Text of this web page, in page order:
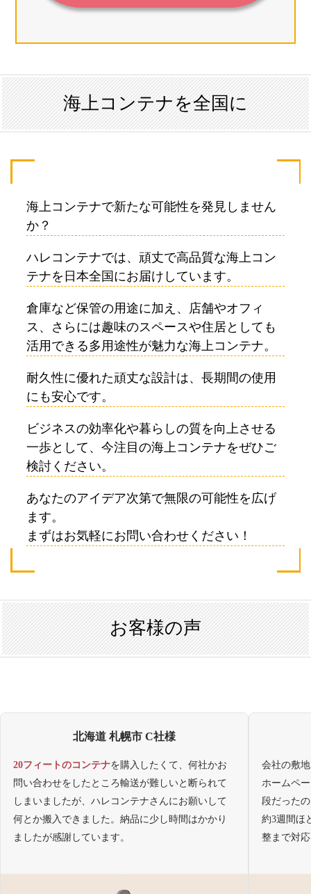
海上コンテナを全国に
海上コンテナで新たな可能性を発見しません
か？
ハレコンテナでは、頑丈で高品質な海上コン
テナを日本全国にお届けしています。
倉庫など保管の用途に加え、店舗やオフィ
ス、さらには趣味のスペースや住居としても
活用できる多用途性が魅力な海上コンテナ。
耐久性に優れた頑丈な設計は、長期間の使用
にも安心です。
ビジネスの効率化や暮らしの質を向上させる
一歩として、今注目の海上コンテナをぜひご
検討ください。
あなたのアイデア次第で無限の可能性を広げ
ます。
まずはお気軽にお問い合わせください！
お客様の声
北海道 札幌市 C社様
20フィートのコンテナを購入したくて、何社かお
問い合わせをしたところ輸送が難しいと断られて
しまいましたが、ハレコンテナさんにお願いして
何とか搬入できました。納品に少し時間はかかり
ましたが感謝しています。
会社の敷
ホームペ
段だった
約3週間ほ
整まで対